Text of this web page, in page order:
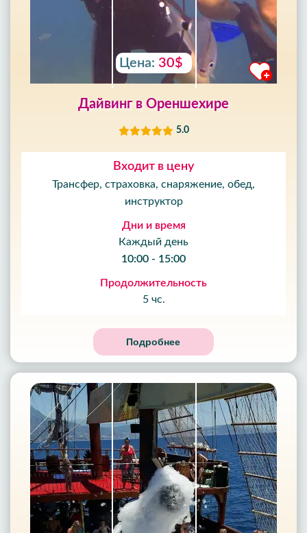
Цена: 30$
Дайвинг в Ореншехире
5.0
Входит в цену
Трансфер, страховка, снаряжение, обед,
инструктор
Дни и время
Каждый день
10:00 - 15:00
Продолжительность
5 чс.
Подробнее